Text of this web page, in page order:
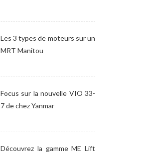
Les 3 types de moteurs sur un
MRT Manitou
Focus sur la nouvelle VIO 33-
7 de chez Yanmar
Découvrez la gamme ME Lift